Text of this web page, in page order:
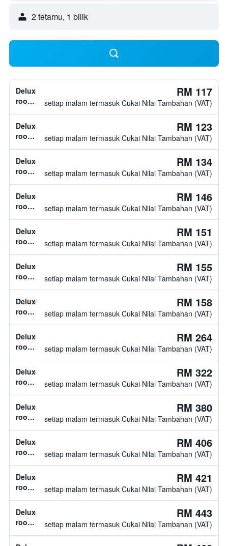
2 tetamu, 1 bilik
Deluxe
room,
katil
tidak
diketahui
RM 117
setiap malam termasuk Cukai Nilai Tambahan (VAT)
Deluxe
room,
katil
tidak
diketahui
RM 123
setiap malam termasuk Cukai Nilai Tambahan (VAT)
Deluxe
room,
katil
twin
RM 134
setiap malam termasuk Cukai Nilai Tambahan (VAT)
Deluxe
room,
katil
tidak
diketahui
RM 146
setiap malam termasuk Cukai Nilai Tambahan (VAT)
Deluxe
room,
katil
tidak
diketahui
RM 151
setiap malam termasuk Cukai Nilai Tambahan (VAT)
Deluxe
room,
katil
twin
RM 155
setiap malam termasuk Cukai Nilai Tambahan (VAT)
Deluxe
room,
katil
tidak
diketahui
RM 158
setiap malam termasuk Cukai Nilai Tambahan (VAT)
Deluxe
room,
katil
tidak
diketahui
RM 264
setiap malam termasuk Cukai Nilai Tambahan (VAT)
Deluxe
room,
katil
twin
RM 322
setiap malam termasuk Cukai Nilai Tambahan (VAT)
Deluxe
room,
katil
tidak
diketahui
RM 380
setiap malam termasuk Cukai Nilai Tambahan (VAT)
Deluxe
room,
katil
tidak
diketahui
RM 406
setiap malam termasuk Cukai Nilai Tambahan (VAT)
Deluxe
room,
katil
twin
RM 421
setiap malam termasuk Cukai Nilai Tambahan (VAT)
Deluxe
room,
katil
RM 443
setiap malam termasuk Cukai Nilai Tambahan (VAT)